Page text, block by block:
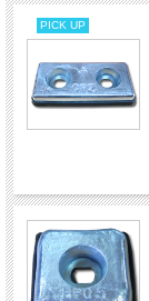
PICK UP